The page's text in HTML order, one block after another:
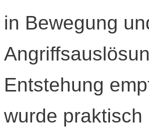
in Bewegung
Entstehung
wurde